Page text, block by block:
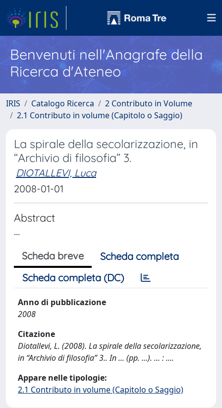
Benvenuti nell'Anagrafe della
Ricerca d'Ateneo
IRIS Catalogo Ricerca
2 Contributo in Volume
2.1 Contributo in volume (Capitolo o Saggio)
La spirale della secolarizzazione, in
“Archivio di filosofia” 3.
DIOTALLEVI, Luca
2008-01-01
Abstract
...
Scheda breve
Scheda completa
Scheda completa (DC)
Anno di pubblicazione
2008
Citazione
Diotallevi, L. (2008). La spirale della secolarizzazione,
in “Archivio di filosofia” 3.. In ... (pp. ...). ... : ....
Appare nelle tipologie:
2.1 Contributo in volume (Capitolo o Saggio)